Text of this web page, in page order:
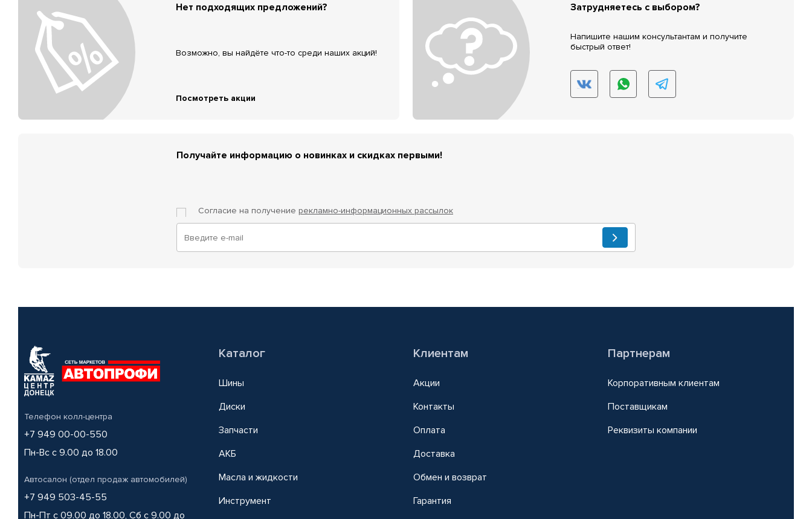
Нет подходящих предложений?
Возможно, вы найдёте что-то среди наших акций!
Посмотреть акции
Затрудняетесь с выбором?
Напишите нашим консультантам и получите
быстрый ответ!
Получайте информацию о новинках и скидках первыми!
Согласие на получение рекламно-информационных рассылок
Телефон колл-центра
+7 949 00-00-550
Пн-Вс с 9.00 до 18.00
Автосалон (отдел продаж автомобилей)
+7 949 503-45-55
Пн-Пт с 09.00 до 18.00, Сб с 9.00 до
Каталог
Шины
Диски
Запчасти
АКБ
Масла и жидкости
Инструмент
Клиентам
Акции
Контакты
Оплата
Доставка
Обмен и возврат
Гарантия
Партнерам
Корпоративным клиентам
Поставщикам
Реквизиты компании